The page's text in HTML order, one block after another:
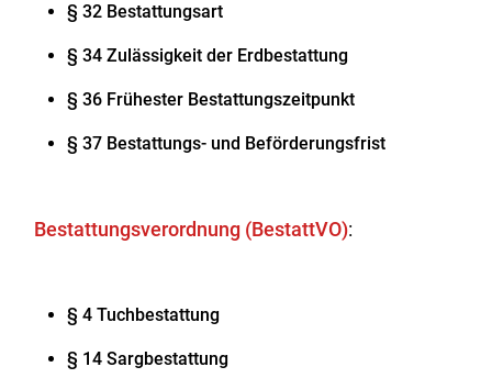
§ 32 Bestattungsart
§ 34 Zulässigkeit der Erdbestattung
§ 36 Frühester Bestattungszeitpunkt
§ 37 Bestattungs- und Beförderungsfrist
Bestattungsverordnung (BestattVO):
§ 4 Tuchbestattung
§ 14 Sargbestattung